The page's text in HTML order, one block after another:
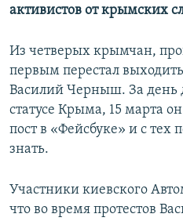
активистов от крымских
Из четверых крымчан,
первым перестал
Василий Черныш. За день
статусе Крыма, 15 марта
пост в «Фейсбуке» и с тех
знать.
Участники киевского
что во время протестов